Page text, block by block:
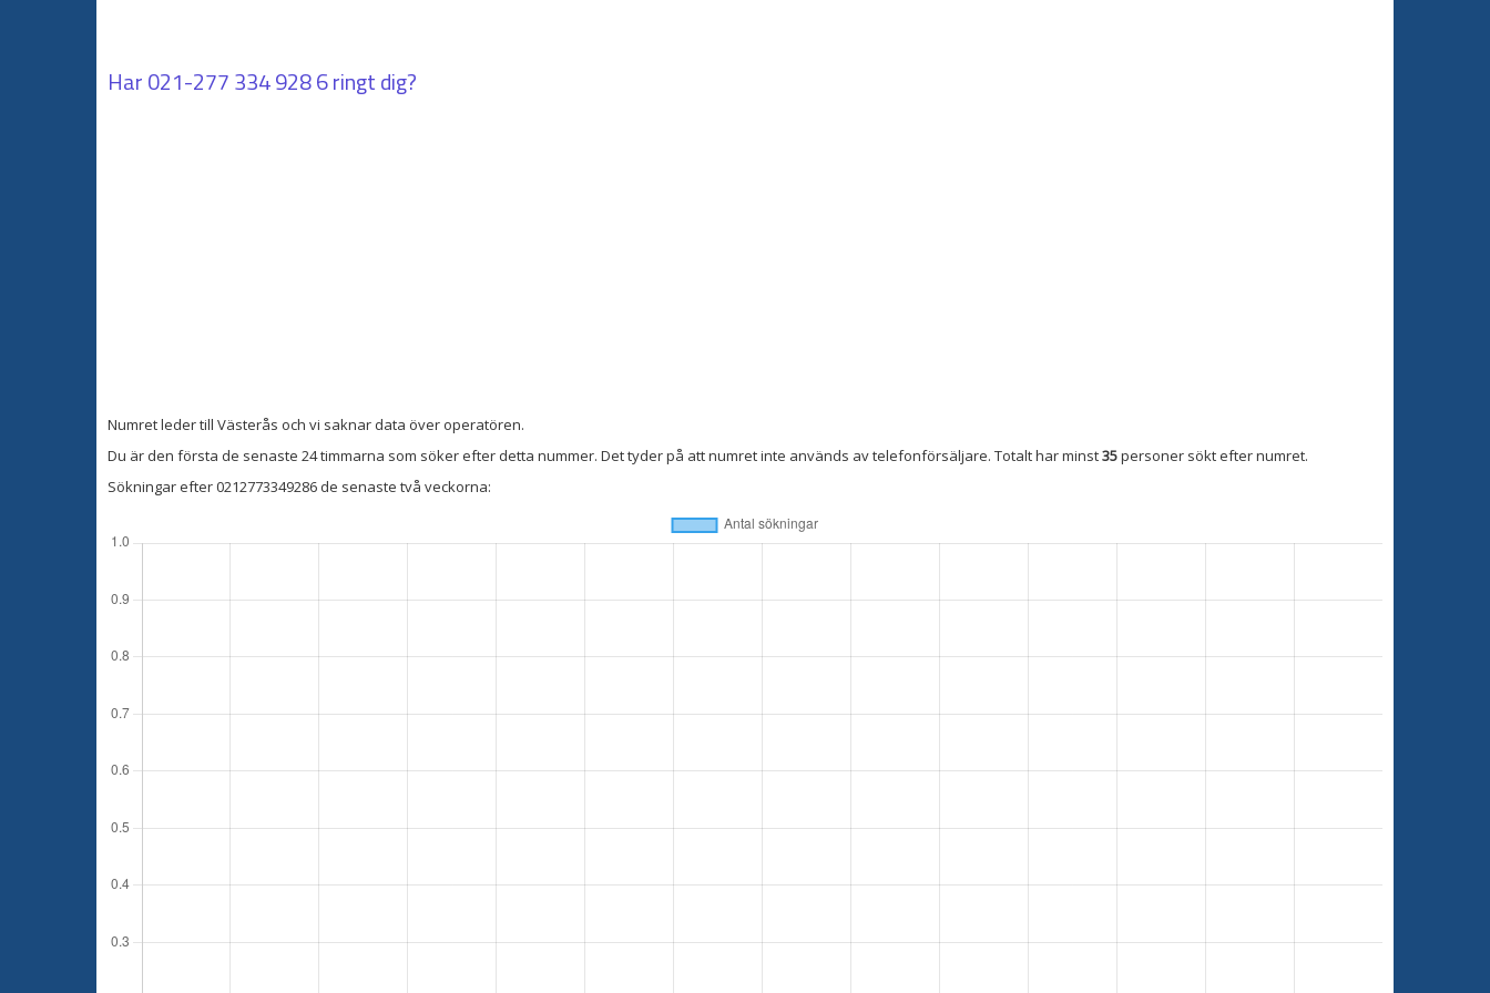
Har021-277 334 928 6ringt dig?
Numret leder till Västerås och vi saknar data över operatören.
Du är den första de senaste 24 timmarna som söker efter detta nummer. Det tyder på att numret inte används av telefonförsäljare. Totalt har minst35personer sökt efter numret.
Sökningar efter 0212773349286 de senaste två veckorna: